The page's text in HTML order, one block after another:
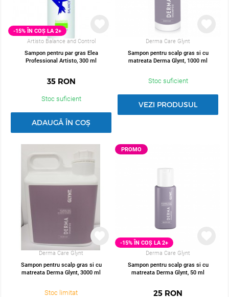
-15% ÎN COȘ LA 2+
Artisto Balance and Control
Sampon pentru par gras Elea
Professional Artisto, 300 ml
35 RON
Stoc suficient
ADAUGĂ ÎN COȘ
Derma Care Glynt
Sampon pentru scalp gras si cu
matreata Derma Glynt, 1000 ml
Stoc suficient
VEZI PRODUSUL
Derma Care Glynt
Sampon pentru scalp gras si cu
matreata Derma Glynt, 3000 ml
Stoc limitat
-15% ÎN COȘ LA 2+
Derma Care Glynt
Sampon pentru scalp gras si cu
matreata Derma Glynt, 50 ml
25 RON
PROMO